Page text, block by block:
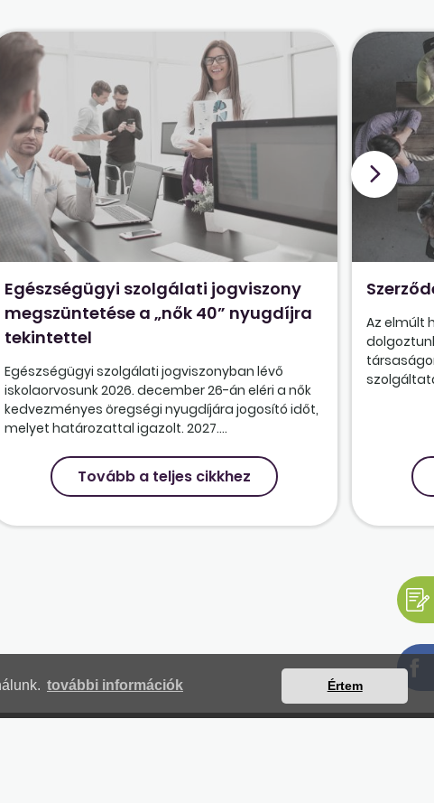
további információk Értem
Egészségügyi szolgálati jogviszony
megszüntetése a „nők 40” nyugdíjra
tekintettel
Egészségügyi szolgálati jogviszonyban lévő
iskolaorvosunk 2026. december 26-án eléri a nők
kedvezményes öregségi nyugdíjára jogosító időt,
melyet határozattal igazolt. 2027....
Tovább a teljes cikkhez
Az elmúlt